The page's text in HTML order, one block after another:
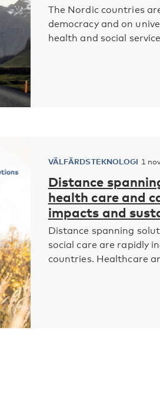
The Nordic countries
democracy and on
health and social
VÄLFÄRDSTEKNOLOGI 1
Distance
health care and
impacts and
Distance spanning
social care are rapidly
countries. Healthcare